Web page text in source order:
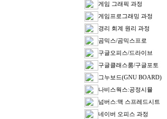
게임 그래픽 과정
게임프로그래밍 과정
경리 회계 원리 과정
곰믹스/곰믹스프로
구글오피스/드라이브
구글클래스룸/구글포토
그누보드(GNU BOARD)
나비스웍스:공정시뮬
넘버스:맥 스프레드시트
네이버 오피스 과정